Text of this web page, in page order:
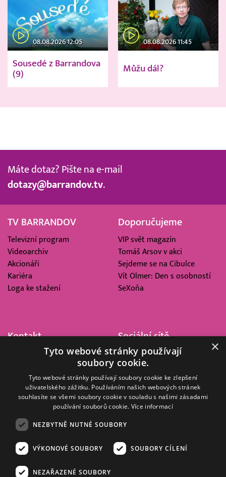
08.08.2026 12:05
Sousedé z Barrandova
(9)
08.08.2026 11:45
Můžu dál?
Máte dotaz? Pište na e-mail
dotazy@barrandov.tv.
TV BARRANDOV
Televizní program
Videoarchiv
Akcionáři
Kariéra
Loga ke stažení
Doporučujeme
VIP svět magazín
Tomáš Arsov v akci
Sejdeme se na Cibulce
Vít Olmer: Den s osobností
SeXoňa
Kontakt
Barrandov Televizní Studio,
Kříženeckého nám. 322
152 00 Praha 5
IČ 416 93 311
Sociální sítě
© 2008–2026 EMPRESA MEDIA, a.s. Všechna práva vyhrazena.
Zásady ochrany osobních a dalších zpracovávaných údajů
×
Tyto webové stránky používají
soubory cookie.
Tyto webové stránky používají soubory cookie ke zlepšení
uživatelského zážitku. Používáním našich webových stránek
souhlasíte se všemi soubory cookie v souladu s našimi zásadami
používání souborů cookie. Více informací
NEZBYTNĚ NUTNÉ SOUBORY
VÝKONOVÉ SOUBORY SOUBORY CÍLENÍ
NEZAŘAZENÉ SOUBORY